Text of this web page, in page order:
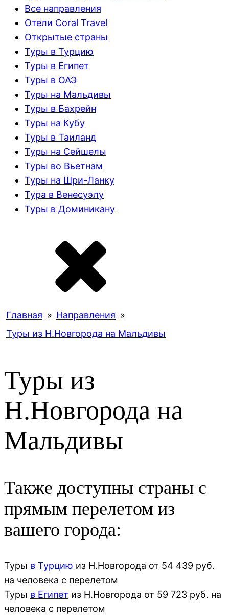
Все направления
Отели Coral Travel
Открытые страны
Туры в Турцию
Туры в Египет
Туры в ОАЭ
Туры на Мальдивы
Туры в Бахрейн
Туры на Кубу
Туры в Таиланд
Туры на Сейшелы
Туры во Вьетнам
Туры на Шри-Ланку
Тура в Венесуэлу
Туры в Доминикану
Главная » Направления »
Туры из Н.Новгорода на Мальдивы
Туры из
Н.Новгорода на
Мальдивы
Также доступны страны с
прямым перелетом из
вашего города:
Туры в Турцию из Н.Новгорода от 54 439 руб.
на человека с перелетом
Туры в Египет из Н.Новгорода от 59 723 руб. на
человека с перелетом